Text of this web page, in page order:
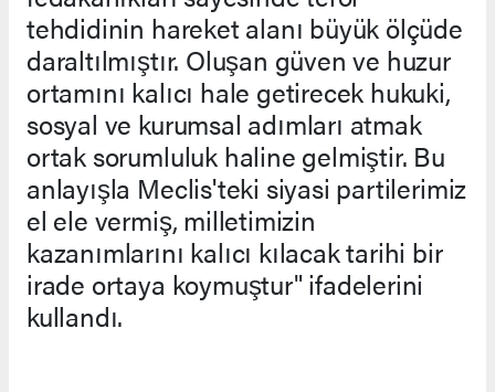
tehdidinin hareket alanı büyük ölçüde
daraltılmıştır. Oluşan güven ve huzur
ortamını kalıcı hale getirecek hukuki,
sosyal ve kurumsal adımları atmak
ortak sorumluluk haline gelmiştir. Bu
anlayışla Meclis'teki siyasi partilerimiz
el ele vermiş, milletimizin
kazanımlarını kalıcı kılacak tarihi bir
irade ortaya koymuştur" ifadelerini
kullandı.